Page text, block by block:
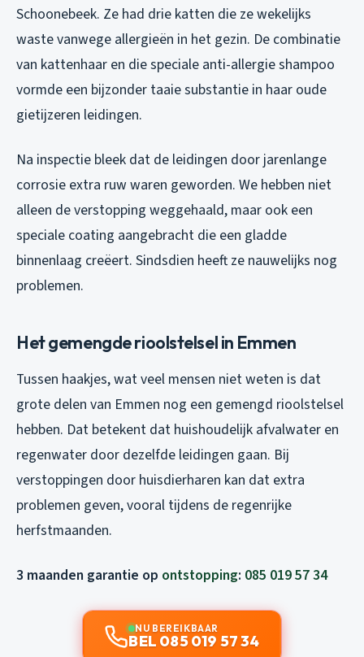
Schoonebeek. Ze had drie katten die ze wekelijks
waste vanwege allergieën in het gezin. De combinatie
van kattenhaar en die speciale anti-allergie shampoo
vormde een bijzonder taaie substantie in haar oude
gietijzeren leidingen.
Na inspectie bleek dat de leidingen door jarenlange
corrosie extra ruw waren geworden. We hebben niet
alleen de verstopping weggehaald, maar ook een
speciale coating aangebracht die een gladde
binnenlaag creëert. Sindsdien heeft ze nauwelijks nog
problemen.
Het gemengde rioolstelsel in Emmen
Tussen haakjes, wat veel mensen niet weten is dat
grote delen van Emmen nog een gemengd rioolstelsel
hebben. Dat betekent dat huishoudelijk afvalwater en
regenwater door dezelfde leidingen gaan. Bij
verstoppingen door huisdierharen kan dat extra
problemen geven, vooral tijdens de regenrijke
herfstmaanden.
3 maanden garantie op ontstopping: 085 019 57 34
NU BEREIKBAAR
BEL 085 019 57 34